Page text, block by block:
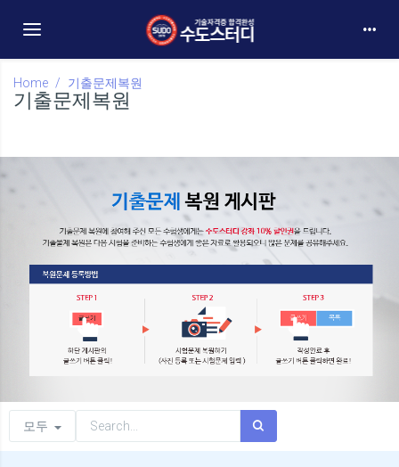
Toggle navigation
Home 기출문제복원
기출문제복원
모두